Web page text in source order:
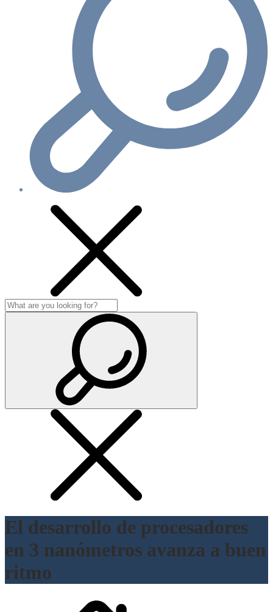
El desarrollo de procesadores
en 3 nanómetros avanza a buen
ritmo